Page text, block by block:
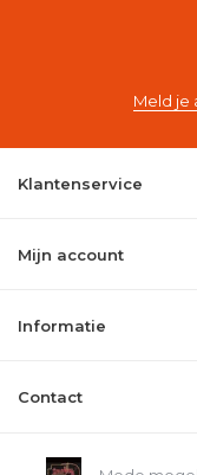
Meld je
Klantenservice
Mijn account
Informatie
Contact